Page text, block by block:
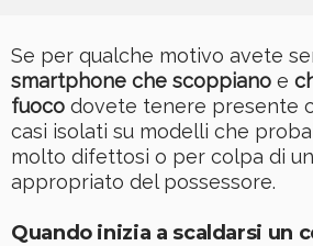
Se per qualche motivo avete
smartphone che scoppiano e
fuoco dovete tenere presente
casi isolati su modelli che
molto difettosi o per colpa di
appropriato del possessore.
Quando inizia a scaldarsi un